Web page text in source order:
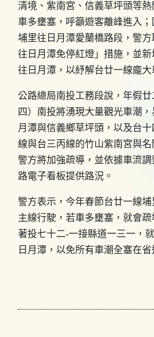
清境、紫南宮、信義草坪頭等
車多壅塞，呼籲遊客離峰進入；
埔里往日月潭愛蘭橋路段，警方
往日月潭免停紅燈」措施，並
往日月潭，以紓解台廿一線龐大
公路總局南投工務段說，年假
四）南投將湧現大量觀光車潮
月潭與信義鄉草坪頭，以及台
線與台三丙線的竹山紫南宮與
警方將加強疏導，並依據車流
路電子看板提供路況。
警方表示，今年春節台廿一線
主線行駛，若車多壅塞，就會
著投七十二-一接縣道一三一，
日月潭，以免所有車潮全塞在省